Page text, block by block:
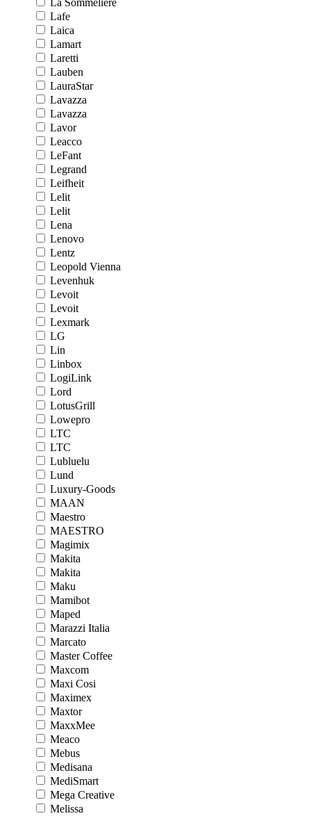
La Sommeliere
Lafe
Laica
Lamart
Laretti
Lauben
LauraStar
Lavazza
Lavazza
Lavor
Leacco
LeFant
Legrand
Leifheit
Lelit
Lelit
Lena
Lenovo
Lentz
Leopold Vienna
Levenhuk
Levoit
Levoit
Lexmark
LG
Lin
Linbox
LogiLink
Lord
LotusGrill
Lowepro
LTC
LTC
Lubluelu
Lund
Luxury-Goods
MAAN
Maestro
MAESTRO
Magimix
Makita
Makita
Maku
Mamibot
Maped
Marazzi Italia
Marcato
Master Coffee
Maxcom
Maxi Cosi
Maximex
Maxtor
MaxxMee
Meaco
Mebus
Medisana
MediSmart
Mega Creative
Melissa